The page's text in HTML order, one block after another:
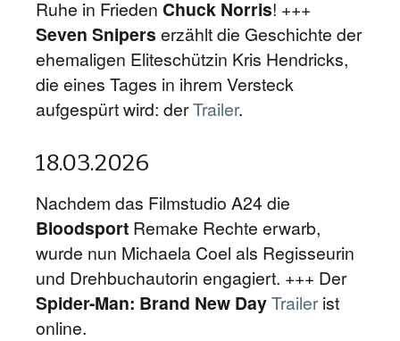
Ruhe in Frieden Chuck Norris! +++
Seven Snipers erzählt die Geschichte der
ehemaligen Eliteschützin Kris Hendricks,
die eines Tages in ihrem Versteck
aufgespürt wird: derTrailer.
18.03.2026
Nachdem das Filmstudio A24 die
Bloodsport Remake Rechte erwarb,
wurde nun Michaela Coel als Regisseurin
und Drehbuchautorin engagiert. +++ Der
Spider-Man: Brand New DayTrailerist
online.